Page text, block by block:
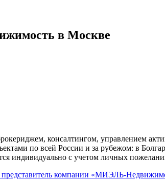
в Москве
консалтингом, управлением
по всей России и за рубежом: в
индивидуально с учетом личных
компании «МИЭЛЬ-